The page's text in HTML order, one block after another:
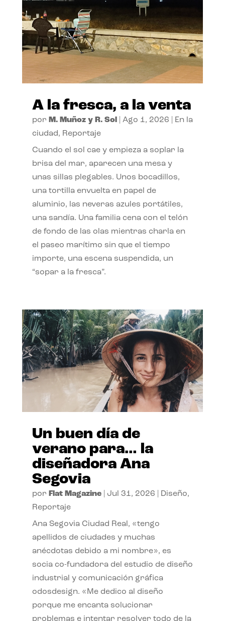
A la fresca, a la venta
por M. Muñoz y R. Sol| Ago 1, 2026
En la
ciudad, Reportaje
Cuando el sol cae y empieza a soplar la
brisa del mar, aparecen una mesa y
unas sillas plegables. Unos bocadillos,
una tortilla envuelta en papel de
aluminio, las neveras azules portátiles,
una sandía. Una familia cena con el telón
de fondo de las olas mientras charla en
el paseo marítimo sin que el tiempo
importe, una escena suspendida, un
“sopar a la fresca”.
Un buen día de
verano para… la
diseñadora Ana
Segovia
por Flat Magazine| Jul 31, 2026 Diseño,
Reportaje
Ana Segovia Ciudad Real, «tengo
apellidos de ciudades y muchas
anécdotas debido a mi nombre», es
socia co-fundadora del estudio de diseño
industrial y comunicación gráfica
odosdesign. «Me dedico al diseño
porque me encanta solucionar
problemas e intentar resolver todo de la